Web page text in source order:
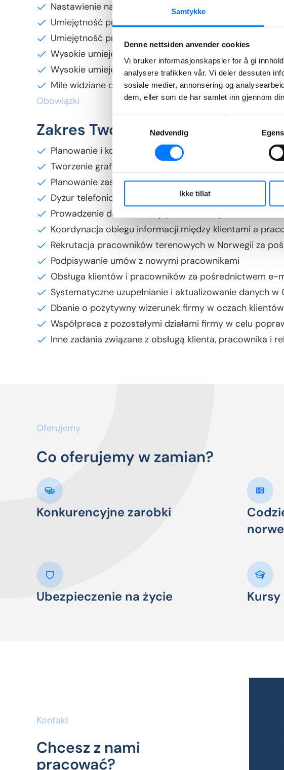
Samtykke
Denne nettsiden anvender cookies
Vi bruker informasjonskapsler for å gi
analysere trafikken vår. Vi deler dessuten
sosiale medier, annonsering og
dem, eller som de har samlet inn gjennom
Nødvendig
Ikke tillat
Obowiązki
Zakres Twoich obowiązków
Planowanie i koordynacja pracy grupy pracowników
Tworzenie grafików pracy
Planowanie zastępstw w razie nieobecności
Dyżur telefoniczny (telefonvakt) poza godzinami pracy
Prowadzenie dokumentacji pracowniczej
Koordynacja obiegu informacji między klientami a
Rekrutacja pracowników terenowych w Norwegii za
Podpisywanie umów z nowymi pracownikami
Obsługa klientów i pracowników za pośrednictwem e-
Systematyczne uzupełnianie i aktualizowanie danych w
Dbanie o pozytywny wizerunek firmy w oczach klientów
Współpraca z pozostałymi działami firmy w celu
Inne zadania związane z obsługą klienta, pracownika i
Nastawienie na rozwiązywanie problemów
Umiejętność priorytetyzowania zadań
Umiejętność pracy pod presją czasu
Wysokie umiejętności w organizacji pracy,
Wysokie umiejętności interpersonalne i kultura pracy
Mile widziane doświadczenie w obsłudze klienta i / lub
Oferujemy
Co oferujemy w zamian?
Konkurencyjne zarobki
Ubezpieczenie na życie Kursy
Kontakt
Chcesz z nami
pracować?